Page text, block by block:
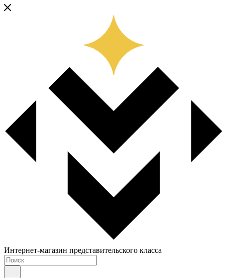
Интернет-магазин представительского класса